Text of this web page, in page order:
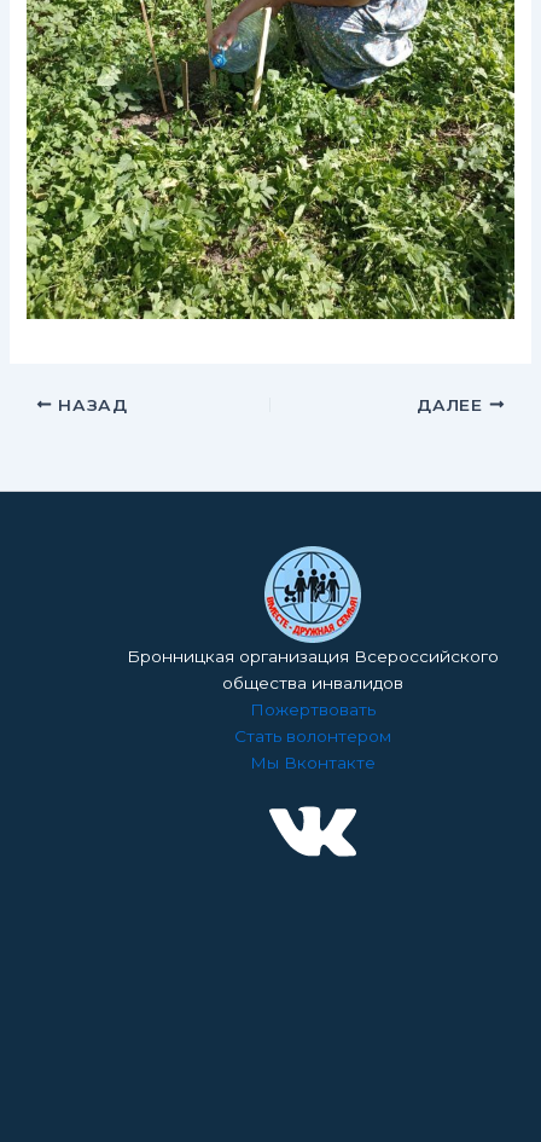
НАЗАД ДАЛЕЕ
Бронницкая организация Всероссийского
общества инвалидов
Пожертвовать
Стать волонтером
Мы Вконтакте